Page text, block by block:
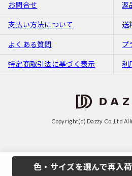
色・サイズを選んで再入
お問合せ 返
支払い方法について 送
よくある質問 プ
特定商取引法に基づく表示 利
Copyright(c) Dazzy Co.,Ltd